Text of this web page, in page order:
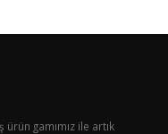
gamımız ile artık